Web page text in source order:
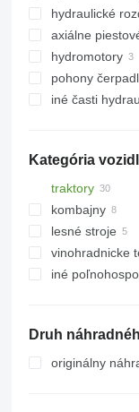
hydraulické
axiálne
hydromotory
pohony
iné časti
Kategória
traktory
kolesové
kombajny
obilné
silážne
lesné stroje
vyvážacie
harvestory
vinohradnicke
iné
Druh
originálny